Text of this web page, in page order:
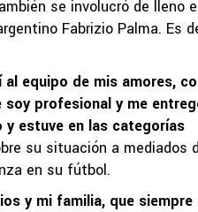
se involucró de lleno
Fabrizio Palma. Es
equipo de mis amores,
profesional y me
estuve en las categorías
su situación a mediados
en su fútbol.
y mi familia, que siempre